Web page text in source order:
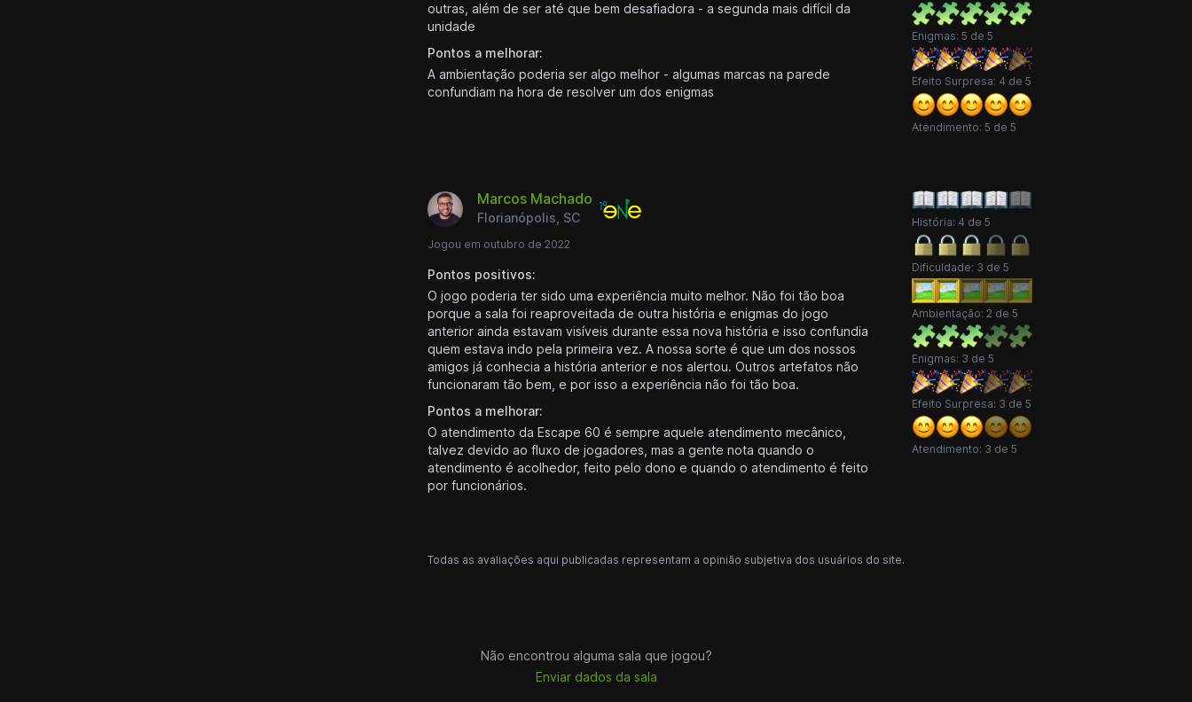
outras, além de ser até que bem desafiadora - a segunda mais difícil da
unidade
Pontos a melhorar:
A ambientação poderia ser algo melhor - algumas marcas na parede
confundiam na hora de resolver um dos enigmas
Enigmas: 5 de 5
Efeito Surpresa: 4 de 5
Atendimento: 5 de 5
Marcos Machado
Florianópolis, SC
Jogou em outubro de 2022
Pontos positivos:
O jogo poderia ter sido uma experiência muito melhor. Não foi tão boa
porque a sala foi reaproveitada de outra história e enigmas do jogo
anterior ainda estavam visíveis durante essa nova história e isso confundia
quem estava indo pela primeira vez. A nossa sorte é que um dos nossos
amigos já conhecia a história anterior e nos alertou. Outros artefatos não
funcionaram tão bem, e por isso a experiência não foi tão boa.
Pontos a melhorar:
O atendimento da Escape 60 é sempre aquele atendimento mecânico,
talvez devido ao fluxo de jogadores, mas a gente nota quando o
atendimento é acolhedor, feito pelo dono e quando o atendimento é feito
por funcionários.
História: 4 de 5
Dificuldade: 3 de 5
Ambientação: 2 de 5
Enigmas: 3 de 5
Efeito Surpresa: 3 de 5
Atendimento: 3 de 5
Todas as avaliações aqui publicadas representam a opinião subjetiva dos usuários do site.
Não encontrou alguma sala que jogou?
Enviar dados da sala